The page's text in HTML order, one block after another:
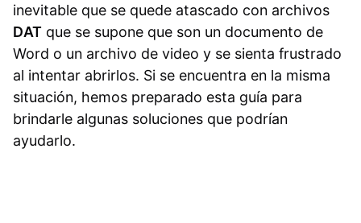
inevitable que se quede atascado con archivos
DAT que se supone que son un documento de
Word o un archivo de video y se sienta frustrado
al intentar abrirlos. Si se encuentra en la misma
situación, hemos preparado esta guía para
brindarle algunas soluciones que podrían
ayudarlo.